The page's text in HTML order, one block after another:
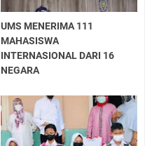
UMS MENERIMA 111
MAHASISWA
INTERNASIONAL DARI 16
NEGARA